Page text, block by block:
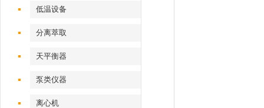
低温设备
分离萃取
天平衡器
泵类仪器
离心机